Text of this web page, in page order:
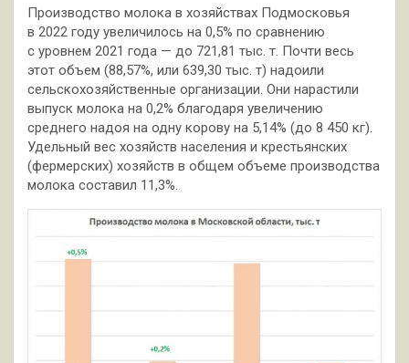
Производство молока в хозяйствах Подмосковья
в 2022 году увеличилось на 0,5% по сравнению
с уровнем 2021 года — до 721,81 тыс. т. Почти весь
этот объем (88,57%, или 639,30 тыс. т) надоили
сельскохозяйственные организации. Они нарастили
выпуск молока на 0,2% благодаря увеличению
среднего надоя на одну корову на 5,14% (до 8 450 кг).
Удельный вес хозяйств населения и крестьянских
(фермерских) хозяйств в общем объеме производства
молока составил 11,3%.